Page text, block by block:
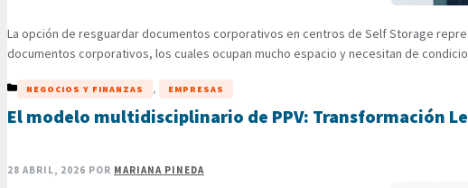
La opción de resguardar documentos corporativos en centros de Self Storage
documentos corporativos, los cuales ocupan mucho espacio y necesitan de
CATEGORÍAS
NEGOCIOS Y FINANZAS , EMPRESAS
El modelo multidisciplinario de PPV: Transformación
28 ABRIL, 2026 POR MARIANA PINEDA